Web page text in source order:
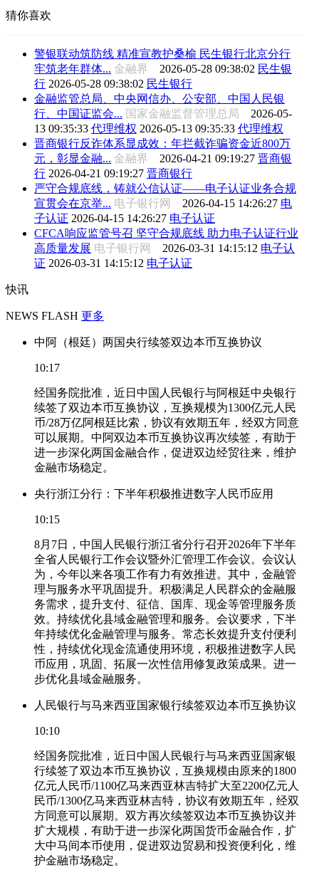
猜你喜欢
警银联动筑防线 精准宣教护桑榆 民生银行北京分行
牢筑老年群体... 金融界 2026-05-28 09:38:02 民生银
行 2026-05-28 09:38:02 民生银行
金融监管总局、中央网信办、公安部、中国人民银
行、中国证监会... 国家金融监督管理总局 2026-05-
13 09:35:33 代理维权 2026-05-13 09:35:33 代理维权
晋商银行反诈体系显成效：年拦截诈骗资金近800万
元，彰显金融... 金融界 2026-04-21 09:19:27 晋商银
行 2026-04-21 09:19:27 晋商银行
严守合规底线，铸就公信认证——电子认证业务合规
宣贯会在京举... 电子银行网 2026-04-15 14:26:27 电
子认证 2026-04-15 14:26:27 电子认证
CFCA响应监管号召 坚守合规底线 助力电子认证行业
高质量发展 电子银行网 2026-03-31 14:15:12 电子认
证 2026-03-31 14:15:12 电子认证
快讯
NEWS FLASH 更多
中阿（根廷）两国央行续签双边本币互换协议
10:17
经国务院批准，近日中国人民银行与阿根廷中央银行
续签了双边本币互换协议，互换规模为1300亿元人民
币/28万亿阿根廷比索，协议有效期五年，经双方同意
可以展期。中阿双边本币互换协议再次续签，有助于
进一步深化两国金融合作，促进双边经贸往来，维护
金融市场稳定。
央行浙江分行：下半年积极推进数字人民币应用
10:15
8月7日，中国人民银行浙江省分行召开2026年下半年
全省人民银行工作会议暨外汇管理工作会议。会议认
为，今年以来各项工作有力有效推进。其中，金融管
理与服务水平巩固提升。积极满足人民群众的金融服
务需求，提升支付、征信、国库、现金等管理服务质
效。持续优化县域金融管理和服务。会议要求，下半
年持续优化金融管理与服务。常态长效提升支付便利
性，持续优化现金流通使用环境，积极推进数字人民
币应用，巩固、拓展一次性信用修复政策成果。进一
步优化县域金融服务。
人民银行与马来西亚国家银行续签双边本币互换协议
10:10
经国务院批准，近日中国人民银行与马来西亚国家银
行续签了双边本币互换协议，互换规模由原来的1800
亿元人民币/1100亿马来西亚林吉特扩大至2200亿元人
民币/1300亿马来西亚林吉特，协议有效期五年，经双
方同意可以展期。双方再次续签双边本币互换协议并
扩大规模，有助于进一步深化两国货币金融合作，扩
大中马间本币使用，促进双边贸易和投资便利化，维
护金融市场稳定。